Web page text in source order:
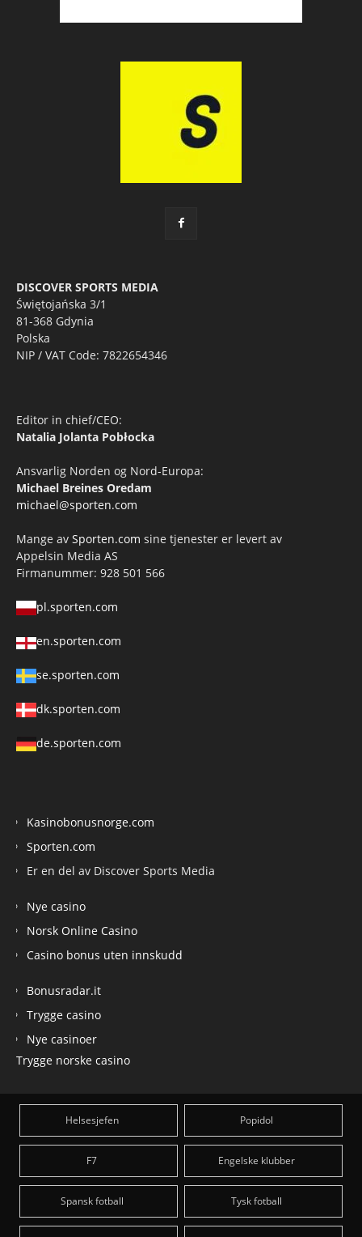
DISCOVER SPORTS MEDIA
Świętojańska 3/1
81-368 Gdynia
Polska
NIP / VAT Code: 7822654346
Editor in chief/CEO:
Natalia Jolanta Pobłocka
Ansvarlig Norden og Nord-Europa:
Michael Breines Oredam
michael@sporten.com
Mange av Sporten.com sine tjenester er levert av
Appelsin Media AS
Firmanummer: 928 501 566
pl.sporten.com
en.sporten.com
se.sporten.com
dk.sporten.com
de.sporten.com
Kasinobonusnorge.com
Sporten.com
Er en del av Discover Sports Media
Nye casino
Norsk Online Casino
Casino bonus uten innskudd
Bonusradar.it
Trygge casino
Nye casinoer
Trygge norske casino
Helsesjefen Popidol
F7 Engelske klubber
Spansk fotball Tysk fotball